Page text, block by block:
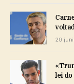
20
lei